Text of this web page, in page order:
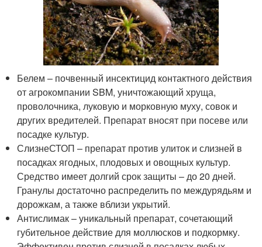
Белем – почвенный инсектицид контактного действия
от агрокомпании SBM, уничтожающий хруща,
проволочника, луковую и морковную муху, совок и
других вредителей. Препарат вносят при посеве или
посадке культур.
СлизнеСТОП – препарат против улиток и слизней в
посадках ягодных, плодовых и овощных культур.
Средство имеет долгий срок защиты – до 20 дней.
Гранулы достаточно распределить по междурядьям и
дорожкам, а также вблизи укрытий.
Антислимак – уникальный препарат, сочетающий
губительное действие для моллюсков и подкормку.